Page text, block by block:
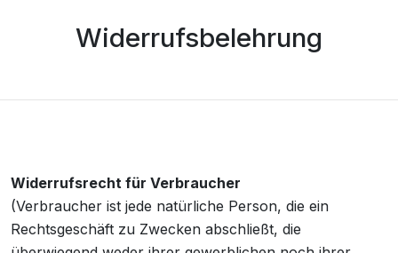
Widerrufsbelehrung
Widerrufsrecht für Verbraucher
(Verbraucher ist jede natürliche Person, die ein
Rechtsgeschäft zu Zwecken abschließt, die